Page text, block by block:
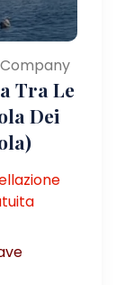
Tra Le
Dei